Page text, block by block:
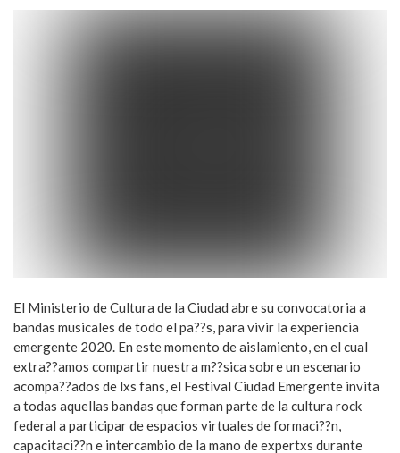
El Ministerio de Cultura de la Ciudad abre su convocatoria a
bandas musicales de todo el pa??s, para vivir la experiencia
emergente 2020. En este momento de aislamiento, en el cual
extra??amos compartir nuestra m??sica sobre un escenario
acompa??ados de lxs fans, el Festival Ciudad Emergente invita
a todas aquellas bandas que forman parte de la cultura rock
federal a participar de espacios virtuales de formaci??n,
capacitaci??n e intercambio de la mano de expertxs durante